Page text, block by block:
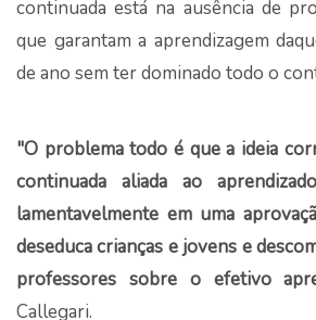
continuada está na ausência de
que garantam a aprendizagem
de ano sem ter dominado todo o
"O problema todo é que a ideia
continuada aliada ao
lamentavelmente em uma
deseduca crianças e jovens e
professores sobre o efetivo
Callegari.